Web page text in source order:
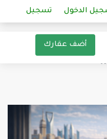
الدخول تسجيل الدخول تسجيل
أضف عقارك